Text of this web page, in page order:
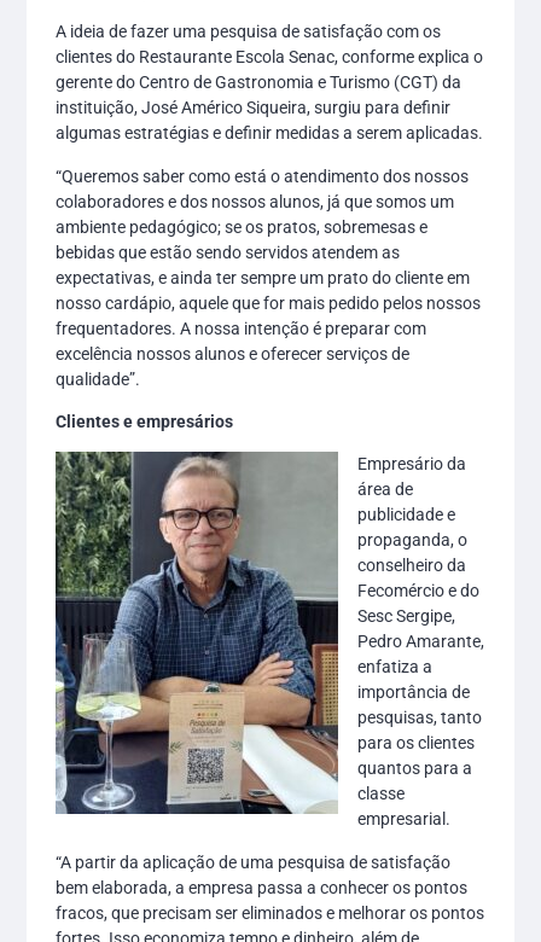
A ideia de fazer uma pesquisa de satisfação com os
clientes do Restaurante Escola Senac, conforme explica o
gerente do Centro de Gastronomia e Turismo (CGT) da
instituição, José Américo Siqueira, surgiu para definir
algumas estratégias e definir medidas a serem aplicadas.
“Queremos saber como está o atendimento dos nossos
colaboradores e dos nossos alunos, já que somos um
ambiente pedagógico; se os pratos, sobremesas e
bebidas que estão sendo servidos atendem as
expectativas, e ainda ter sempre um prato do cliente em
nosso cardápio, aquele que for mais pedido pelos nossos
frequentadores. A nossa intenção é preparar com
excelência nossos alunos e oferecer serviços de
qualidade”.
Clientes e empresários
Empresário da
área de
publicidade e
propaganda, o
conselheiro da
Fecomércio e do
Sesc Sergipe,
Pedro Amarante,
enfatiza a
importância de
pesquisas, tanto
para os clientes
quantos para a
classe
empresarial.
“A partir da aplicação de uma pesquisa de satisfação
bem elaborada, a empresa passa a conhecer os pontos
fracos, que precisam ser eliminados e melhorar os pontos